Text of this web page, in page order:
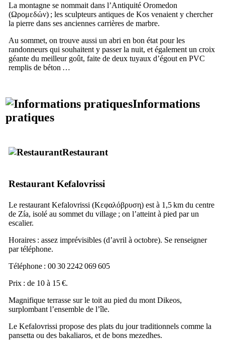
La montagne se nommait dans l’Antiquité Oromedon
(Ωρομεδών) ; les sculpteurs antiques de Kos venaient y chercher
la pierre dans ses anciennes carrières de marbre.
Au sommet, on trouve aussi un abri en bon état pour les
randonneurs qui souhaitent y passer la nuit, et également un croix
géante du meilleur goût, faite de deux tuyaux d’égout en PVC
remplis de béton …
Informations
pratiques
Restaurant
Restaurant Kefalovrissi
Le restaurant Kefalovrissi (Κεφαλόβρυση) est à 1,5 km du centre
de Zía, isolé au sommet du village ; on l’atteint à pied par un
escalier.
Horaires : assez imprévisibles (d’avril à octobre). Se renseigner
par téléphone.
Téléphone : 00 30 2242 069 605
Prix : de 10 à 15 €.
Magnifique terrasse sur le toit au pied du mont Dikeos,
surplombant l’ensemble de l’île.
Le Kefalovrissi propose des plats du jour traditionnels comme la
pansetta ou des bakaliaros, et de bons mezedhes.